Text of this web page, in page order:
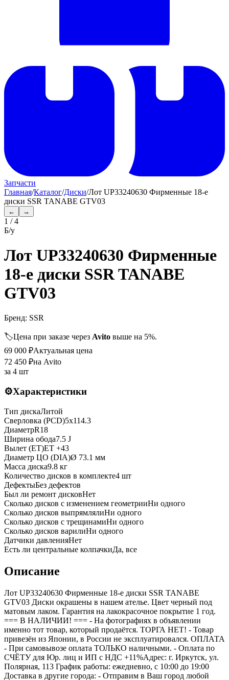
Запчасти
Главная/Каталог/Диски/Лот UP33240630 Фирменные 18-е
диски SSR TANABE GTV03
← →
1 /4
Б/у
Лот UP33240630 Фирменные
18-е диски SSR TANABE
GTV03
Бренд: SSR
🏷️Цена при заказе через Avito выше на 5%.
69 000 ₽Актуальная цена
72 450 ₽на Avito
за 4 шт
⚙️Характеристики
Тип дискаЛитой
Сверловка (PCD)5x114.3
ДиаметрR18
Ширина обода7.5 J
Вылет (ET)ET +43
Диаметр ЦО (DIA)Ø 73.1 мм
Масса диска9.8 кг
Количество дисков в комплекте4 шт
ДефектыБез дефектов
Был ли ремонт дисковНет
Сколько дисков с изменением геометрииНи одного
Сколько дисков выпрямлялиНи одного
Сколько дисков с трещинамиНи одного
Сколько дисков варилиНи одного
Датчики давленияНет
Есть ли центральные колпачкиДа, все
Описание
Лот UP33240630 Фирменные 18-е диски SSR TANABE
GTV03 Диски окрашены в нашем ателье. Цвет черный под
матовым лаком. Гарантия на лакокрасочное покрытие 1 год.
=== B НАЛИЧИИ! === - На фотографиях в объявлении
именно тот товар, который продаётся. ТОРГА НЕТ! - Товар
привезён из Японии, в России не эксплуатировался. ОПЛАТА
- При самовывозе оплата ТОЛЬКО наличными. - Оплата по
СЧЁТУ для Юр. лиц и ИП с НДС +11%Адрес: г. Иркутск, ул.
Полярная, 113 График работы: ежедневно, с 10:00 до 19:00
Доставка в другие города: - Отправим в Ваш город любой